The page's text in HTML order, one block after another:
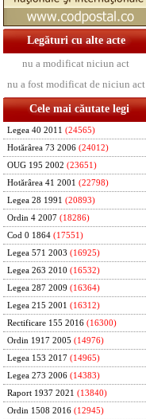
Legături cu alte acte
nu a modificat niciun act
nu a fost modificat de niciun act
Cele mai căutate legi
Legea 40 2011 (24565)
Hotărârea 73 2006 (24012)
OUG 195 2002 (23651)
Hotărârea 41 2001 (22798)
Legea 28 1991 (20893)
Ordin 4 2007 (18286)
Cod 0 1864 (17551)
Legea 571 2003 (16925)
Legea 263 2010 (16532)
Legea 287 2009 (16364)
Legea 215 2001 (16312)
Rectificare 155 2016 (16300)
Ordin 1917 2005 (14976)
Legea 153 2017 (14965)
Legea 273 2006 (14383)
Raport 1937 2021 (13840)
Ordin 1508 2016 (12945)